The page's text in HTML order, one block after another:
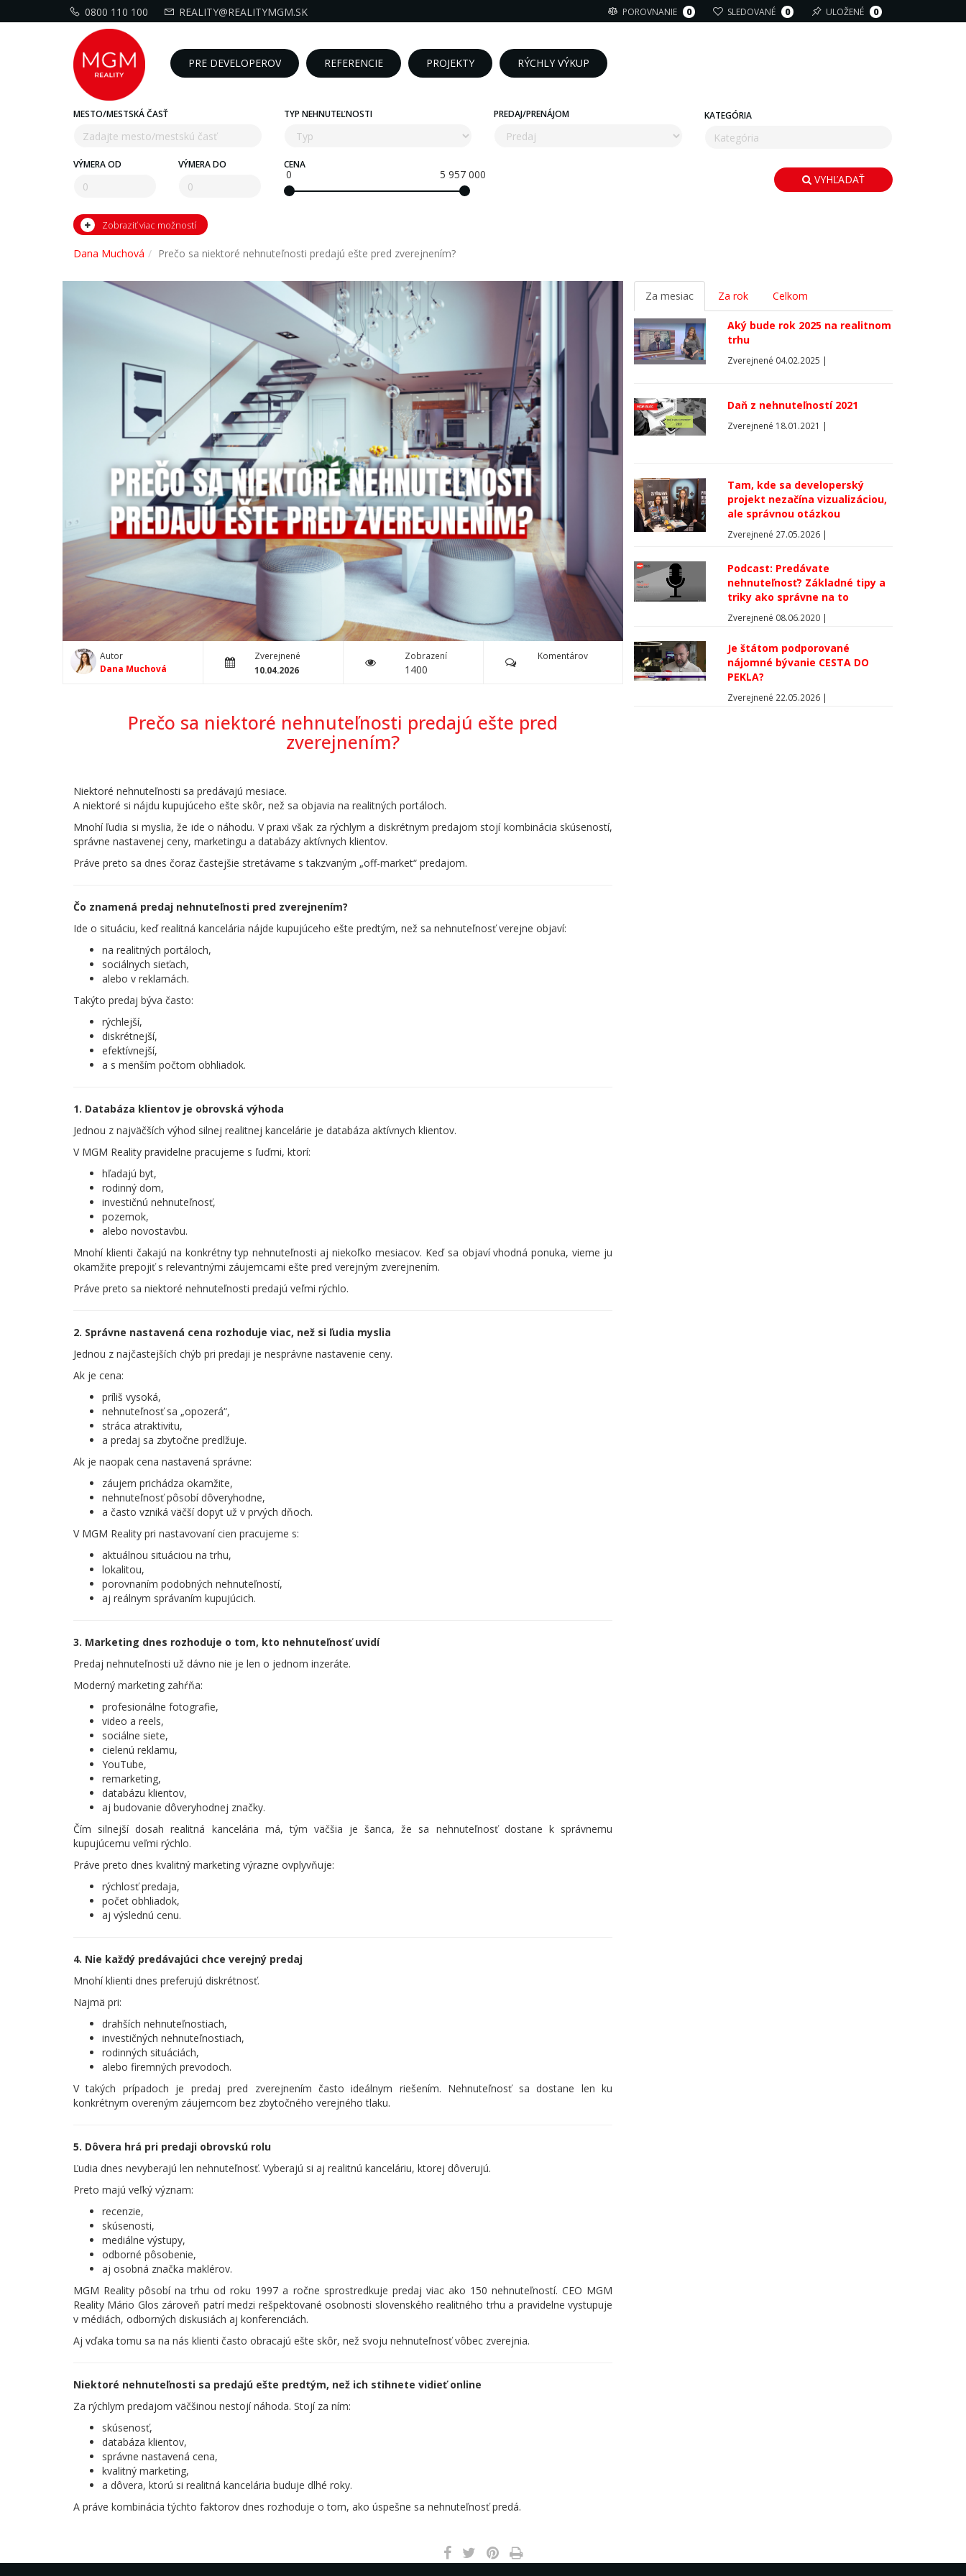
0800 110 100 REALITY@REALITYMGM.SK POROVNANIE 0 SLEDOVANÉ 0 ULOŽENÉ 0
PRE DEVELOPEROV REFERENCIE PROJEKTY RÝCHLY VÝKUP
MESTO/MESTSKÁ ČASŤ TYP NEHNUTEĽNOSTI PREDAJ/PRENÁJOM KATEGÓRIA
VÝMERA OD VÝMERA DO CENA
0 5 957 000 VYHĽADAŤ
Zobraziť viac možností
Dana Muchová Prečo sa niektoré nehnuteľnosti predajú ešte pred zverejnením?
Autor
Dana Muchová
Zverejnené
10.04.2026
Zobrazení
1400
Komentárov
Prečo sa niektoré nehnuteľnosti predajú ešte pred
zverejnením?
Niektoré nehnuteľnosti sa predávajú mesiace.
A niektoré si nájdu kupujúceho ešte skôr, než sa objavia na realitných portáloch.
Mnohí ľudia si myslia, že ide o náhodu. V praxi však za rýchlym a diskrétnym predajom stojí kombinácia skúseností,
správne nastavenej ceny, marketingu a databázy aktívnych klientov.
Práve preto sa dnes čoraz častejšie stretávame s takzvaným „off-market“ predajom.
Čo znamená predaj nehnuteľnosti pred zverejnením?
Ide o situáciu, keď realitná kancelária nájde kupujúceho ešte predtým, než sa nehnuteľnosť verejne objaví:
na realitných portáloch,
sociálnych sieťach,
alebo v reklamách.
Takýto predaj býva často:
rýchlejší,
diskrétnejší,
efektívnejší,
a s menším počtom obhliadok.
1. Databáza klientov je obrovská výhoda
Jednou z najväčších výhod silnej realitnej kancelárie je databáza aktívnych klientov.
V MGM Reality pravidelne pracujeme s ľuďmi, ktorí:
hľadajú byt,
rodinný dom,
investičnú nehnuteľnosť,
pozemok,
alebo novostavbu.
Mnohí klienti čakajú na konkrétny typ nehnuteľnosti aj niekoľko mesiacov. Keď sa objaví vhodná ponuka, vieme ju
okamžite prepojiť s relevantnými záujemcami ešte pred verejným zverejnením.
Práve preto sa niektoré nehnuteľnosti predajú veľmi rýchlo.
2. Správne nastavená cena rozhoduje viac, než si ľudia myslia
Jednou z najčastejších chýb pri predaji je nesprávne nastavenie ceny.
Ak je cena:
príliš vysoká,
nehnuteľnosť sa „opozerá“,
stráca atraktivitu,
a predaj sa zbytočne predlžuje.
Ak je naopak cena nastavená správne:
záujem prichádza okamžite,
nehnuteľnosť pôsobí dôveryhodne,
a často vzniká väčší dopyt už v prvých dňoch.
V MGM Reality pri nastavovaní cien pracujeme s:
aktuálnou situáciou na trhu,
lokalitou,
porovnaním podobných nehnuteľností,
aj reálnym správaním kupujúcich.
3. Marketing dnes rozhoduje o tom, kto nehnuteľnosť uvidí
Predaj nehnuteľnosti už dávno nie je len o jednom inzeráte.
Moderný marketing zahŕňa:
profesionálne fotografie,
video a reels,
sociálne siete,
cielenú reklamu,
YouTube,
remarketing,
databázu klientov,
aj budovanie dôveryhodnej značky.
Čím silnejší dosah realitná kancelária má, tým väčšia je šanca, že sa nehnuteľnosť dostane k správnemu
kupujúcemu veľmi rýchlo.
Práve preto dnes kvalitný marketing výrazne ovplyvňuje:
rýchlosť predaja,
počet obhliadok,
aj výslednú cenu.
4. Nie každý predávajúci chce verejný predaj
Mnohí klienti dnes preferujú diskrétnosť.
Najmä pri:
drahších nehnuteľnostiach,
investičných nehnuteľnostiach,
rodinných situáciách,
alebo firemných prevodoch.
V takých prípadoch je predaj pred zverejnením často ideálnym riešením. Nehnuteľnosť sa dostane len ku
konkrétnym overeným záujemcom bez zbytočného verejného tlaku.
5. Dôvera hrá pri predaji obrovskú rolu
Ľudia dnes nevyberajú len nehnuteľnosť. Vyberajú si aj realitnú kanceláriu, ktorej dôverujú.
Preto majú veľký význam:
recenzie,
skúsenosti,
mediálne výstupy,
odborné pôsobenie,
aj osobná značka maklérov.
MGM Reality pôsobí na trhu od roku 1997 a ročne sprostredkuje predaj viac ako 150 nehnuteľností. CEO MGM
Reality Mário Glos zároveň patrí medzi rešpektované osobnosti slovenského realitného trhu a pravidelne vystupuje
v médiách, odborných diskusiách aj konferenciách.
Aj vďaka tomu sa na nás klienti často obracajú ešte skôr, než svoju nehnuteľnosť vôbec zverejnia.
Niektoré nehnuteľnosti sa predajú ešte predtým, než ich stihnete vidieť online
Za rýchlym predajom väčšinou nestojí náhoda. Stojí za ním:
skúsenosť,
databáza klientov,
správne nastavená cena,
kvalitný marketing,
a dôvera, ktorú si realitná kancelária buduje dlhé roky.
A práve kombinácia týchto faktorov dnes rozhoduje o tom, ako úspešne sa nehnuteľnosť predá.
Za mesiac Za rok Celkom
Aký bude rok 2025 na realitnom
trhu
Zverejnené 04.02.2025 |
Daň z nehnuteľností 2021
Zverejnené 18.01.2021 |
Tam, kde sa developerský
projekt nezačína vizualizáciou,
ale správnou otázkou
Zverejnené 27.05.2026 |
Podcast: Predávate
nehnuteľnosť? Základné tipy a
triky ako správne na to
Zverejnené 08.06.2020 |
Je štátom podporované
nájomné bývanie CESTA DO
PEKLA?
Zverejnené 22.05.2026 |